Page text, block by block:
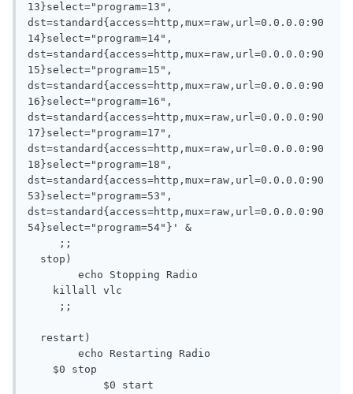
13}select="program=13",
dst=standard{access=http,mux=raw,url=0.0.0.0:90
14}select="program=14",
dst=standard{access=http,mux=raw,url=0.0.0.0:90
15}select="program=15",
dst=standard{access=http,mux=raw,url=0.0.0.0:90
16}select="program=16",
dst=standard{access=http,mux=raw,url=0.0.0.0:90
17}select="program=17",
dst=standard{access=http,mux=raw,url=0.0.0.0:90
18}select="program=18",
dst=standard{access=http,mux=raw,url=0.0.0.0:90
53}select="program=53",
dst=standard{access=http,mux=raw,url=0.0.0.0:90
54}select="program=54"}' &
;;
stop)
echo Stopping Radio
killall vlc
;;
restart)
echo Restarting Radio
$0 stop
$0 start